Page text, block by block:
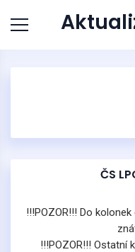
ČS
!!!POZOR!!! Do
!!!POZOR!!! Ostatní